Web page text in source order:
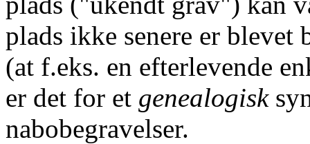
plads ikke senere er
(at f.eks. en efterlevende
er det for et genealogisk
nabobegravelser.